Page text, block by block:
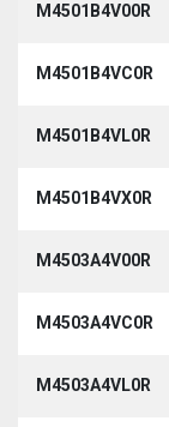
M4501B4V00R
M4501B4VC0R
M4501B4VL0R
M4501B4VX0R
M4503A4V00R
M4503A4VC0R
M4503A4VL0R